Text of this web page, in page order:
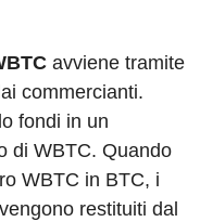
avviene tramite
commercianti.
fondi in un
di WBTC. Quando
WBTC in BTC, i
restituiti dal